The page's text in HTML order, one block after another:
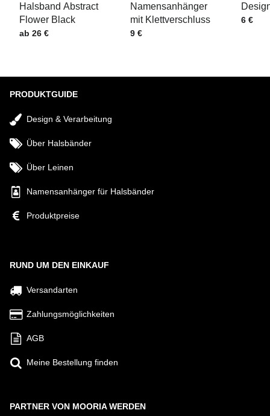
Senden
Halsband Abstract
Flower Black
Preis mit MwSt.
ab 26 €
Namensanhänger
mit Klettverschluss
Preis mit MwSt.
9 €
Preis
6 €
PRODUKTGUIDE
Design & Verarbeitung
Über Halsbänder
Über Leinen
Namensanhänger für Halsbänder
Produktpreise
RUND UM DEN EINKAUF
Versandarten
Zahlungsmöglichkeiten
AGB
Meine Bestellung finden
PARTNER VON MOORIA WERDEN